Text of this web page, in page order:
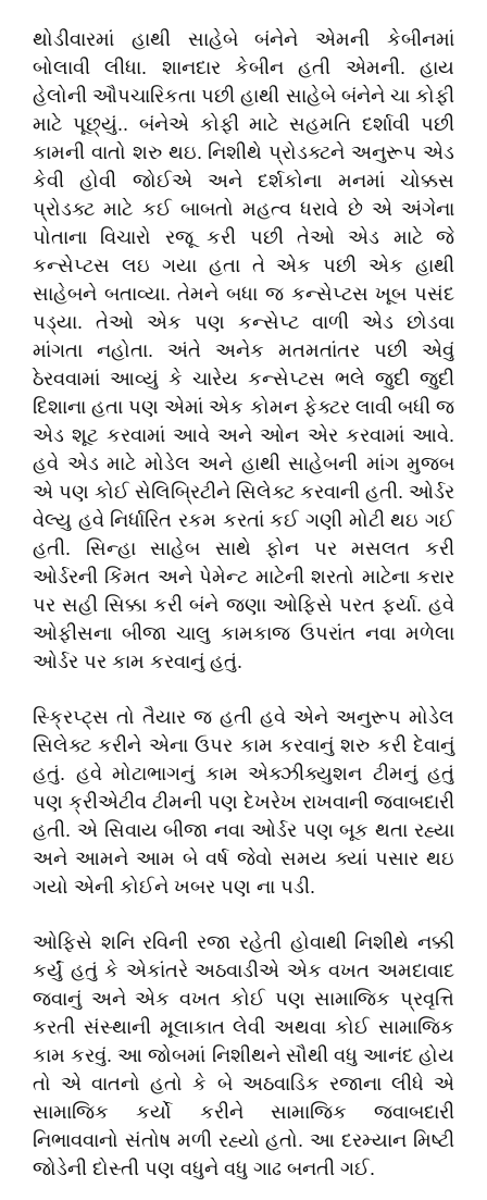
થોડીવારમાં હાથી સાહેબે બંનેને એમની કેબીનમાં
બોલાવી લીધા. શાનદાર કેબીન હતી એમની. હાય
હેલોની ઔપચારિકતા પછી હાથી સાહેબે બંનેને ચા કોફી
માટે પૂછ્યું.. બંનેએ કોફી માટે સહમતિ દર્શાવી પછી
કામની વાતો શરુ થઇ. નિશીથે પ્રોડક્ટને અનુરૂપ એડ
કેવી હોવી જોઈએ અને દર્શકોના મનમાં ચોક્કસ
પ્રોડક્ટ માટે કઈ બાબતો મહત્વ ધરાવે છે એ અંગેના
પોતાના વિચારો રજૂ કરી પછી તેઓ એડ માટે જે
કન્સેપ્ટસ લઇ ગયા હતા તે એક પછી એક હાથી
સાહેબને બતાવ્યા. તેમને બધા જ કન્સેપ્ટસ ખૂબ પસંદ
પડ્યા. તેઓ એક પણ કન્સેપ્ટ વાળી એડ છોડવા
માંગતા નહોતા. અંતે અનેક મતમતાંતર પછી એવું
ઠેરવવામાં આવ્યું કે ચારેય કન્સેપ્ટસ ભલે જુદી જુદી
દિશાના હતા પણ એમાં એક કોમન ફેક્ટર લાવી બધી જ
એડ શૂટ કરવામાં આવે અને ઓન એર કરવામાં આવે.
હવે એડ માટે મોડેલ અને હાથી સાહેબની માંગ મુજબ
એ પણ કોઈ સેલિબ્રિટીને સિલેક્ટ કરવાની હતી. ઓર્ડર
વેલ્યુ હવે નિર્ધારિત રકમ કરતાં કઈ ગણી મોટી થઇ ગઈ
હતી. સિન્હા સાહેબ સાથે ફોન પર મસલત કરી
ઓર્ડરની કિંમત અને પેમેન્ટ માટેની શરતો માટેના કરાર
પર સહી સિક્કા કરી બંને જણા ઓફિસે પરત ફર્યા. હવે
ઓફીસના બીજા ચાલુ કામકાજ ઉપરાંત નવા મળેલા
ઓર્ડર પર કામ કરવાનું હતું.
સ્ક્રિપ્ટ્સ તો તૈયાર જ હતી હવે એને અનુરૂપ મોડેલ
સિલેક્ટ કરીને એના ઉપર કામ કરવાનું શરુ કરી દેવાનું
હતું. હવે મોટાભાગનું કામ એક્ઝીક્યુશન ટીમનું હતું
પણ ક્રીએટીવ ટીમની પણ દેખરેખ રાખવાની જવાબદારી
હતી. એ સિવાય બીજા નવા ઓર્ડર પણ બૂક થતા રહ્યા
અને આમને આમ બે વર્ષ જેવો સમય ક્યાં પસાર થઇ
ગયો એની કોઈને ખબર પણ ના પડી.
ઓફિસે શનિ રવિની રજા રહેતી હોવાથી નિશીથે નક્કી
કર્યું હતું કે એકાંતરે અઠવાડીએ એક વખત અમદાવાદ
જવાનું અને એક વખત કોઈ પણ સામાજિક પ્રવૃત્તિ
કરતી સંસ્થાની મૂલાકાત લેવી અથવા કોઈ સામાજિક
કામ કરવું. આ જોબમાં નિશીથને સૌથી વધુ આનંદ હોય
તો એ વાતનો હતો કે બે અઠવાડિક રજાના લીધે એ
સામાજિક કર્યો કરીને સામાજિક જવાબદારી
નિભાવવાનો સંતોષ મળી રહ્યો હતો. આ દરમ્યાન મિષ્ટી
જોડેની દોસ્તી પણ વધુને વધુ ગાઢ બનતી ગઈ.